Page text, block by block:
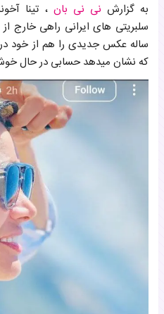
به گزارش نی نی بان ، تینا
ساله عکس جدیدی را هم از خود
که نشان میدهد حسابی در حال